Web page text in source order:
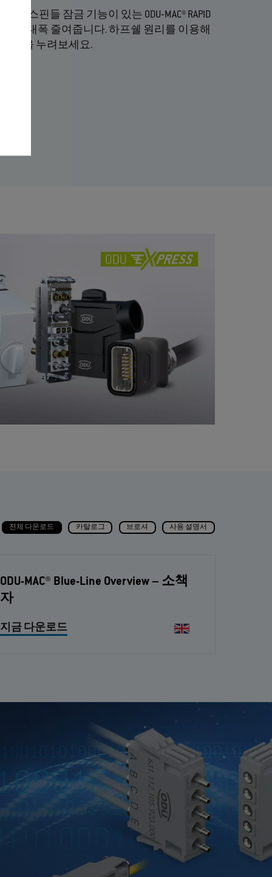
! 스핀들 잠금 기능이 있는 ODU‐MAC® RAPID
간을 대폭 줄여줍니다. 하프쉘 원리를 이용해
택을 누려보세요.
전체 다운로드 카탈로그 브로셔 사용 설명서
ODU-MAC® Blue-Line Overview – 소책
자
지금 다운로드